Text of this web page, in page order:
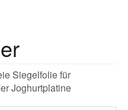
Siegelfolie für
Joghurtplatine